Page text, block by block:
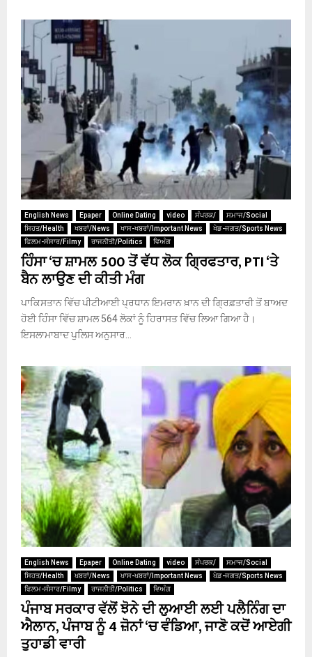
English News Epaper Online Dating video ਸੰਪਰਕ/
ਸਮਾਜ/Social
ਸਿਹਤ/Health
ਖਬਰਾਂ/News ਖਾਸ-ਖਬਰਾਂ/Important News
ਖੇਡ-ਜਗਤ/Sports News
ਫਿਲਮ-ਸੰਸਾਰ/Filmy
ਰਾਜਨੀਤੀ/Politics ਵਿਅੰਗ
ਹਿੰਸਾ ‘ਚ ਸ਼ਾਮਲ 500 ਤੋਂ ਵੱਧ ਲੋਕ ਗ੍ਰਿਫਤਾਰ, PTI ‘ਤੇ
ਬੈਨ ਲਾਉਣ ਦੀ ਕੀਤੀ ਮੰਗ
ਪਾਕਿਸਤਾਨ ਵਿੱਚ ਪੀਟੀਆਈ ਪ੍ਰਧਾਨ ਇਮਰਾਨ ਖ਼ਾਨ ਦੀ ਗ੍ਰਿਫ਼ਤਾਰੀ ਤੋਂ ਬਾਅਦ
ਹੋਈ ਹਿੰਸਾ ਵਿੱਚ ਸ਼ਾਮਲ 564 ਲੋਕਾਂ ਨੂੰ ਹਿਰਾਸਤ ਵਿੱਚ ਲਿਆ ਗਿਆ ਹੈ।
ਇਸਲਾਮਾਬਾਦ ਪੁਲਿਸ ਅਨੁਸਾਰ...
English News Epaper Online Dating video ਸੰਪਰਕ/
ਸਮਾਜ/Social
ਸਿਹਤ/Health
ਖਬਰਾਂ/News ਖਾਸ-ਖਬਰਾਂ/Important News
ਖੇਡ-ਜਗਤ/Sports News
ਫਿਲਮ-ਸੰਸਾਰ/Filmy
ਰਾਜਨੀਤੀ/Politics ਵਿਅੰਗ
ਪੰਜਾਬ ਸਰਕਾਰ ਵੱਲੋਂ ਝੋਨੇ ਦੀ ਲੁਆਈ ਲਈ ਪਲੈਨਿੰਗ ਦਾ
ਐਲਾਨ, ਪੰਜਾਬ ਨੂੰ 4 ਜ਼ੋਨਾਂ ‘ਚ ਵੰਡਿਆ, ਜਾਣੋ ਕਦੋਂ ਆਏਗੀ
ਤੁਹਾਡੀ ਵਾਰੀ